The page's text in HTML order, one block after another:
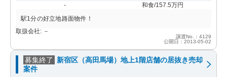
-
和食/157.5万円
駅1分の好立地路面物件！
取扱会社: －
譲渡No.：4129
公開日：2013-05-02
募集終了
新宿区（高田馬場）地上1階店舗の居抜き売却
案件